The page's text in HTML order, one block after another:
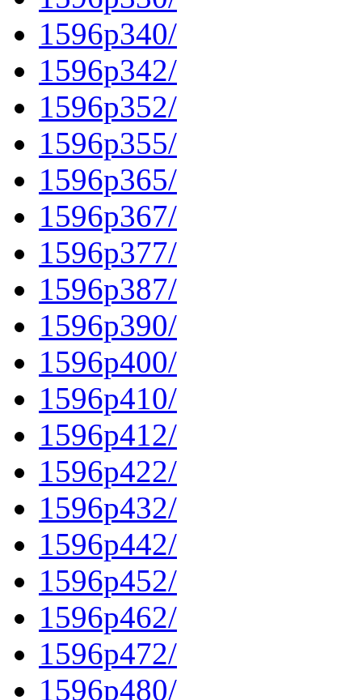
1596p340/
1596p342/
1596p352/
1596p355/
1596p365/
1596p367/
1596p377/
1596p387/
1596p390/
1596p400/
1596p410/
1596p412/
1596p422/
1596p432/
1596p442/
1596p452/
1596p462/
1596p472/
1596p480/